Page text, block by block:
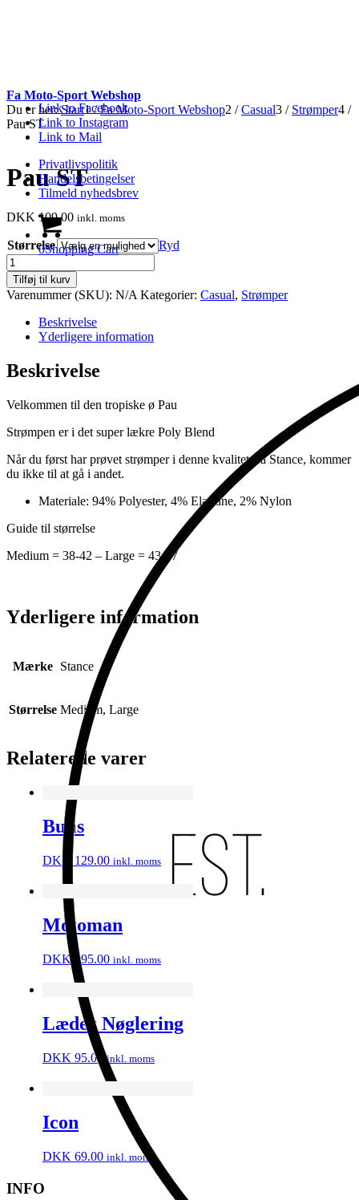
Link to Facebook
Link to Instagram
Link to Mail
Privatlivspolitik
Handelsbetingelser
Tilmeld nyhedsbrev
0Shopping Cart
Fa Moto-Sport Webshop
Du er her: Start1 / Fa Moto-Sport Webshop2 / Casual3 / Strømper4 /
Pau ST
Pau ST
DKK 109.00 inkl. moms
Størrelse
Ryd
Pau
ST
antal
Tilføj til kurv
Varenummer (SKU): N/A Kategorier: Casual, Strømper
Beskrivelse
Yderligere information
Beskrivelse
Velkommen til den tropiske ø Pau
Strømpen er i det super lækre Poly Blend
Når du først har prøvet strømper i denne kvalitet fra Stance, kommer
du ikke til at gå i andet.
Materiale: 94% Polyester, 4% Elastane, 2% Nylon
Guide til størrelse
Medium = 38-42 – Large = 43-47
Yderligere information
Mærke Stance
Størrelse Medium, Large
Relaterede varer
Bulls
DKK 129.00 inkl. moms
Motoman
DKK 295.00 inkl. moms
Læder Nøglering
DKK 95.00 inkl. moms
Icon
DKK 69.00 inkl. moms
INFO